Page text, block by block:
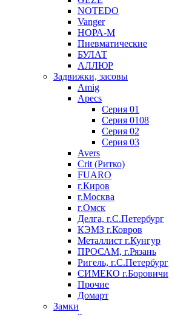
NOTEDO
Vanger
НОРА-М
Пневматические
БУЛАТ
АЛЛЮР
Задвижки, засовы
Amig
Apecs
Серия 01
Серия 0108
Серия 02
Серия 03
Avers
Crit (Ритко)
FUARO
г.Киров
г.Москва
г.Омск
Делга, г.С.Петербург
КЭМЗ г.Ковров
Металлист г.Кунгур
ПРОСАМ, г.Рязань
Ригель, г.С.Петербург
СИМЕКО г.Боровичи
Прочие
Домарт
Замки